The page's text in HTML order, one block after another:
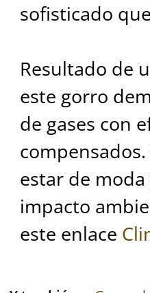
sofisticado
Resultado de
este gorro
de gases con
estar de
impacto
este enlace